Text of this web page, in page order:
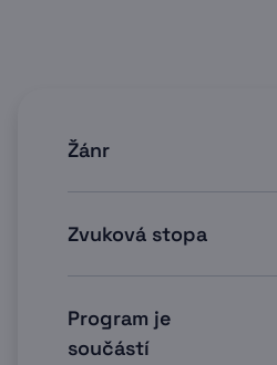
Žánr
Zvuková stopa
Program je
součástí